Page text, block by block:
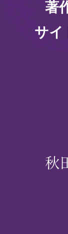
著
サイ